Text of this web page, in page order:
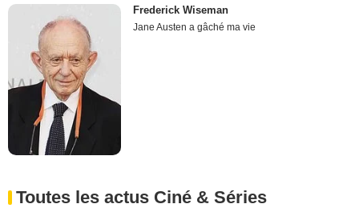
Frederick Wiseman
Jane Austen a gâché ma vie
Toutes les actus Ciné & Séries